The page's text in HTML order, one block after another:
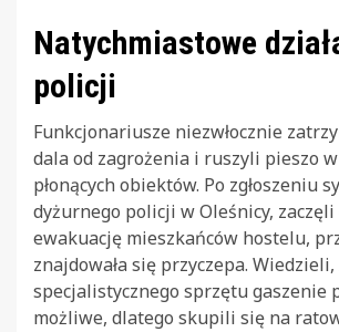
Natychmiastowe
policji
Funkcjonariusze niezwłocznie
dala od zagrożenia i ruszyli pieszo
płonących obiektów. Po zgłoszeniu
dyżurnego policji w Oleśnicy,
ewakuację mieszkańców hostelu,
znajdowała się przyczepa. Wiedzieli,
specjalistycznego sprzętu gaszenie
możliwe, dlatego skupili się na